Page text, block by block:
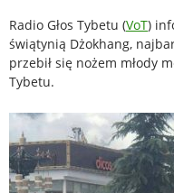
Radio Głos Tybetu (VoT)
świątynią Dżokhang,
przebił się nożem młody
Tybetu.